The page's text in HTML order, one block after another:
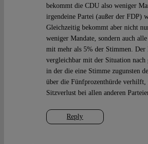
Reply
bekommt die CDU also weniger
irgendeine Partei (außer der FDP)
Gleichzeitig bekommt aber nicht
weniger Mandate, sondern auch
mit mehr als 5% der Stimmen.
vergleichbar mit der Situation nach
in der die eine Stimme zugunsten
über die Fünfprozenthürde verhilft,
Sitzverlust bei allen anderen